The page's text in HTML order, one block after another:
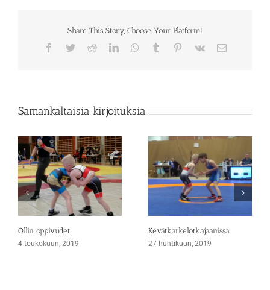
Share This Story, Choose Your Platform!
Facebook
TwitterRedditLinkedInWhatsApp
Tumblr Pinterest
Vk Sähköposti
Samankaltaisia kirjoituksia
Ollin oppivudet
4 toukokuun, 2019
Kevätkarkelotkajaanissa
27 huhtikuun, 2019